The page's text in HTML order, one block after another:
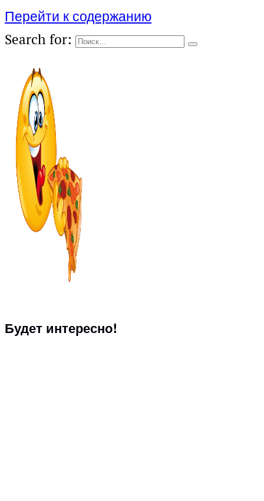
Перейти к содержанию
Search for:
Будет интересно!